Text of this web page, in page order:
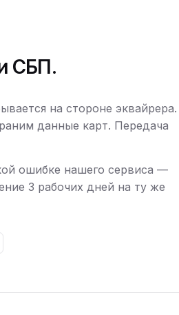
СБП.
на стороне эквайрера.
данные карт. Передача
ошибке нашего сервиса —
3 рабочих дней на ту же